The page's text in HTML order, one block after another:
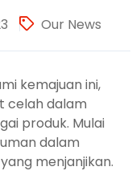
Our News
kemajuan ini,
celah dalam
produk. Mulai
dalam
menjanjikan.